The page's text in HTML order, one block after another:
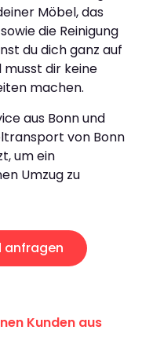
Möbel, das
die Reinigung
du dich ganz auf
dir keine
machen.
aus Bonn und
von Bonn
um ein
Umzug zu
anfragen
Kunden aus